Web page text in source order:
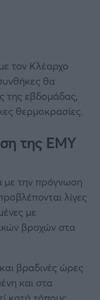
τον Κλέαρχο
θα
της εβδομάδας,
θερμοκρασίες.
της ΕΜΥ
την πρόγνωση
λίγες
με
βροχών στα
βραδινές ώρες
και στα